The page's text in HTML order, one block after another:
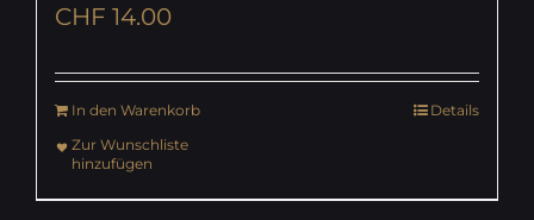
CHF 14.00
In den Warenkorb
Details
Zur Wunschliste
hinzufügen